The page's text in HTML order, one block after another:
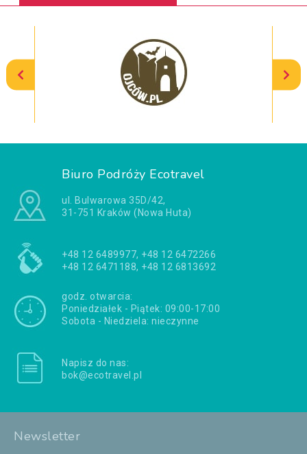
Biuro Podróży Ecotravel
ul. Bulwarowa 35D/42,
31-751 Kraków (Nowa Huta)
+48 12 6489977, +48 12 6472266
+48 12 6471188, +48 12 6813692
godz. otwarcia:
Poniedziałek - Piątek: 09:00-17:00
Sobota - Niedziela: nieczynne
Napisz do nas:
bok@ecotravel.pl
Newsletter